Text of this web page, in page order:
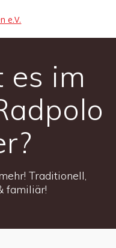
es im
Traditionell,
familiär!